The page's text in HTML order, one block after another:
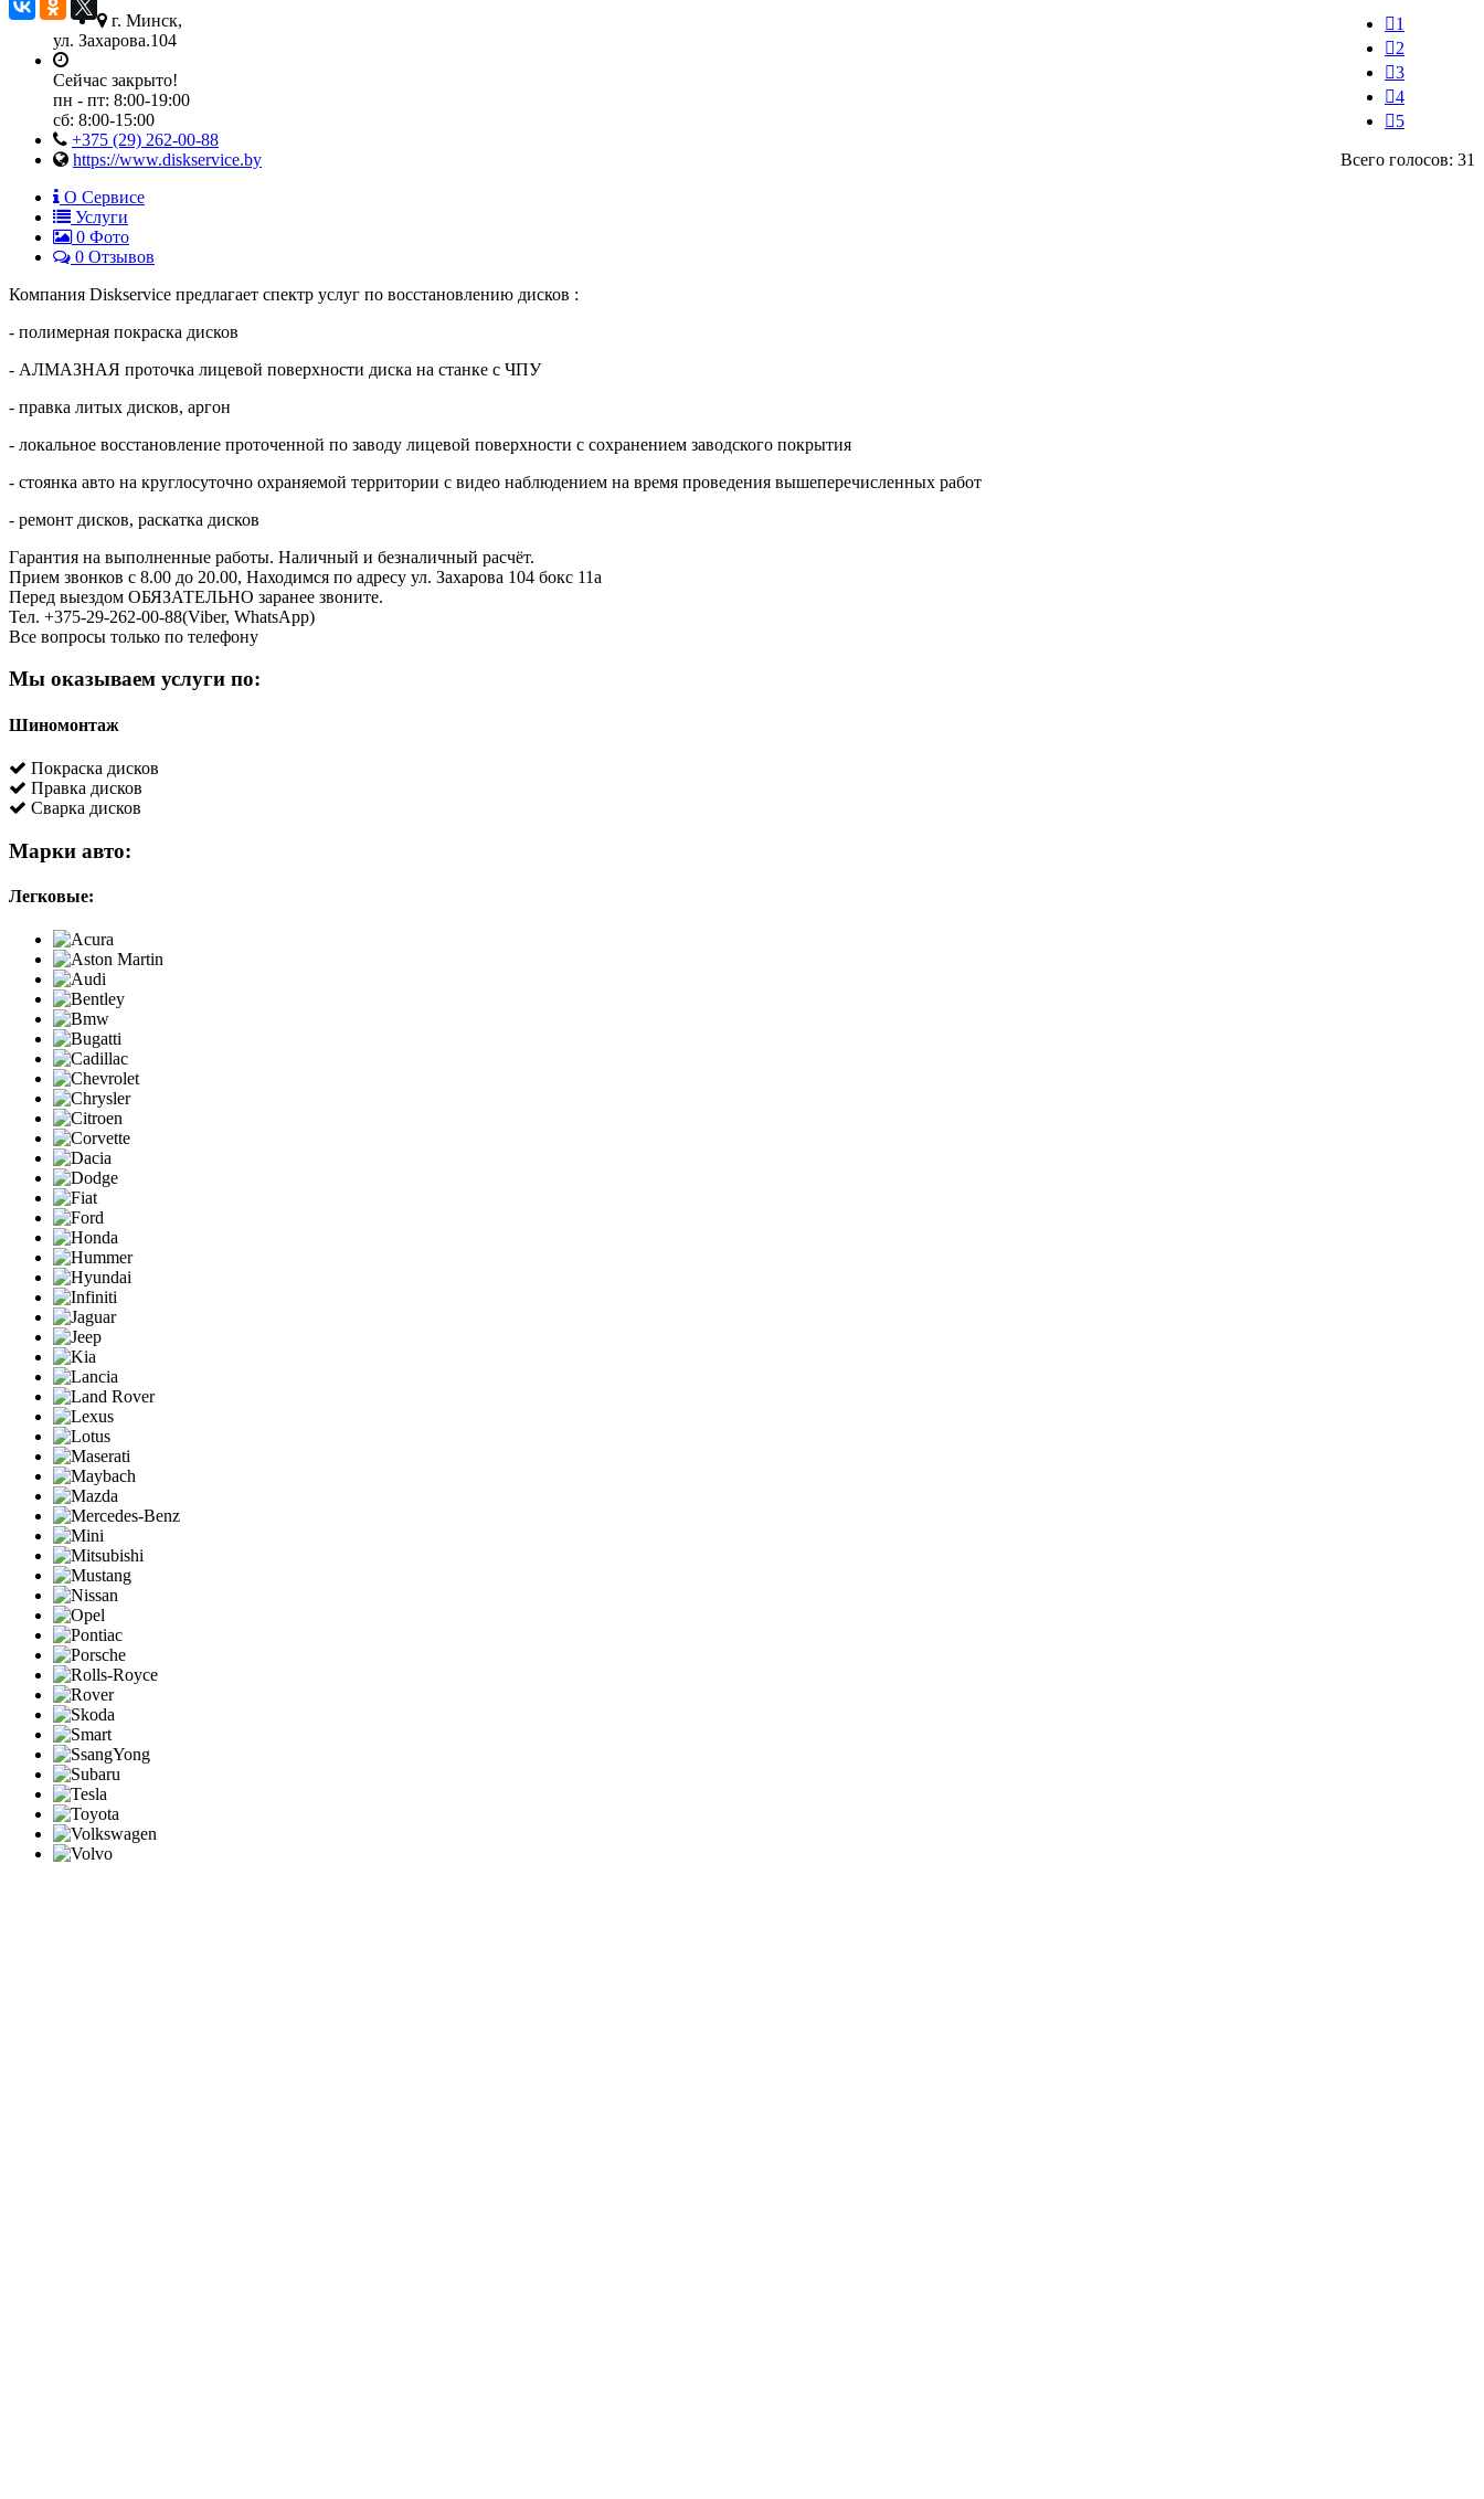
1
2
3
4
5
Всего голосов: 31
г. Минск,
ул. Захарова.104
Сейчас закрыто!
пн - пт: 8:00-19:00
сб: 8:00-15:00
+375 (29) 262-00-88
https://www.diskservice.by
О Сервисе
Услуги
0 Фото
0 Отзывов
Компания Diskservice предлагает спектр услуг по восстановлению дисков :
- полимерная покраска дисков
- АЛМАЗНАЯ проточка лицевой поверхности диска на станке с ЧПУ
- правка литых дисков, аргон
- локальное восстановление проточенной по заводу лицевой поверхности с сохранением заводского покрытия
- стоянка авто на круглосуточно охраняемой территории с видео наблюдением на время проведения вышеперечисленных работ
- ремонт дисков, раскатка дисков
Гарантия на выполненные работы. Наличный и безналичный расчёт.
Прием звонков c 8.00 до 20.00, Находимся по адресу ул. Захарова 104 бокс 11а
Перед выездом ОБЯЗАТЕЛЬНО заранее звоните.
Тел. +375-29-262-00-88(Viber, WhatsApp)
Все вопросы только по телефону
Мы оказываем услуги по:
Шиномонтаж
Покраска дисков
Правка дисков
Сварка дисков
Марки авто:
Легковые: